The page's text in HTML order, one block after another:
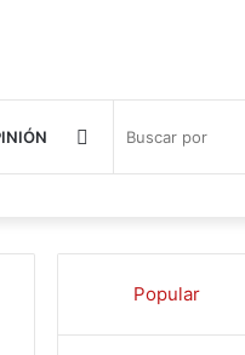
Publicación
Popular